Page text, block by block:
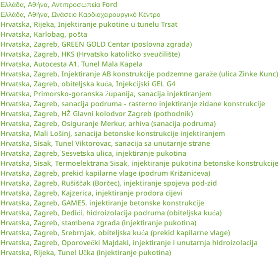
Ελλάδα, Αθήνα, Αντιπροσωπεία Ford
Ελλάδα, Αθήνα, Ωνάσειο Καρδιοχειρουργικό Κέντρο
Hrvatska, Rijeka, Injektiranje pukotine u tunelu Trsat
Hrvatska, Karlobag, pošta
Hrvatska, Zagreb, GREEN GOLD Centar (poslovna zgrada)
Hrvatska, Zagreb, HKS (Hrvatsko katoličko sveučilište)
Hrvatska, Autocesta A1, Tunel Mala Kapela
Hrvatska, Zagreb, Injektiranje AB konstrukcije podzemne garaže (ulica Zinke Kunc)
Hrvatska, Zagreb, obiteljska kuća, Injekcijski GEL G4
Hrvatska, Primorsko-goranska županija, sanacija injektiranjem
Hrvatska, Zagreb, sanacija podruma - rasterno injektiranje zidane konstrukcije
Hrvatska, Zagreb, HŽ Glavni kolodvor Zagreb (pothodnik)
Hrvatska, Zagreb, Osiguranje Merkur, arhiva (sanacija podruma)
Hrvatska, Mali Lošinj, sanacija betonske konstrukcije injektiranjem
Hrvatska, Sisak, Tunel Viktorovac, sanacija sa unutarnje strane
Hrvatska, Zagreb, Sesvetska ulica, injektiranje pukotina
Hrvatska, Sisak, Termoelektrana Sisak, injektiranje pukotina betonske konstrukcije
Hrvatska, Zagreb, prekid kapilarne vlage (podrum Križanićeva)
Hrvatska, Zagreb, Rušiščak (Borčec), injektiranje spojeva pod-zid
Hrvatska, Zagreb, Kajzerica, injektiranje prodora cijevi
Hrvatska, Zagreb, GAME5, injektiranje betonske konstrukcije
Hrvatska, Zagreb, Dedići, hidroizolacija podruma (obiteljska kuća)
Hrvatska, Zagreb, stambena zgrada (injektiranje pukotina)
Hrvatska, Zagreb, Srebrnjak, obiteljska kuća (prekid kapilarne vlage)
Hrvatska, Zagreb, Oporovečki Majdaki, injektiranje i unutarnja hidroizolacija
Hrvatska, Rijeka, Tunel Učka (injektiranje pukotina)